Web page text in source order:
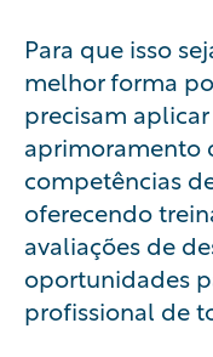
Para que isso
melhor forma
precisam
aprimoramento
competências
oferecendo
avaliações de
oportunidades
profissional de